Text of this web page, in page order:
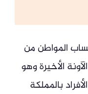
المواطن من
الأخيرة وهو
بالمملكة